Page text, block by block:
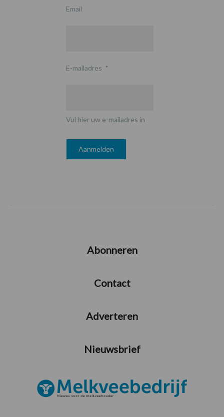
Email
E-mailadres *
Vul hier uw e-mailadres in
Abonneren
Contact
Adverteren
Nieuwsbrief